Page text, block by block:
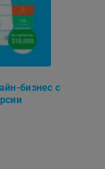
бизнес с